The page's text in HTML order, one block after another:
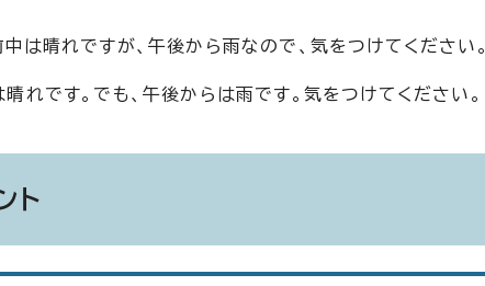
は晴れですが、午後から雨なので、気をつけてください。
れです。でも、午後からは雨です。気をつけてください。
ト